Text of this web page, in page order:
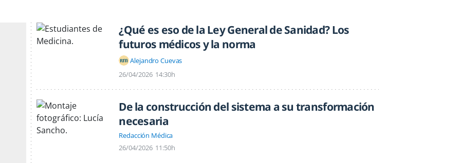
¿Qué es eso de la Ley General de Sanidad? Los
futuros médicos y la norma
Alejandro Cuevas
26/04/2026 14:30h
De la construcción del sistema a su transformación
necesaria
Redacción Médica
26/04/2026 11:50h